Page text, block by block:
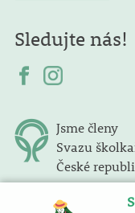
Sledujte nás!
Jsme členy
Svazu
České